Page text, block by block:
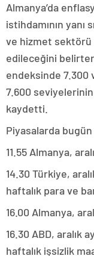
Almanya’da
istihdamının yanı
ve hizmet sektörü
edileceğini
endeksinde 7.300
7.600
kaydetti.
Piyasalarda
11.55 Almanya,
14.30 Türkiye,
haftalık para ve
16.00 Almanya,
16.30 ABD, aralık
haftalık işsizlik